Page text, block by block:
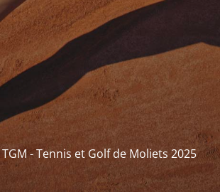
- Tennis et Golf de Moliets 2025